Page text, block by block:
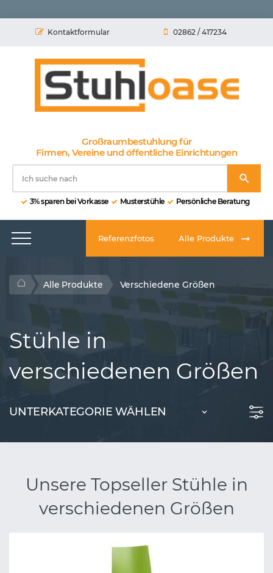
Kontaktformular 02862 / 417234
Großraumbestuhlung für
Firmen, Vereine und öffentliche Einrichtungen
3% sparen bei Vorkasse Musterstühle Persönliche Beratung
Referenzfotos Alle Produkte
Alle Produkte Verschiedene Größen
Stühle in
verschiedenen Größen
UNTERKATEGORIE WÄHLEN
Unsere Topseller Stühle in
verschiedenen Größen